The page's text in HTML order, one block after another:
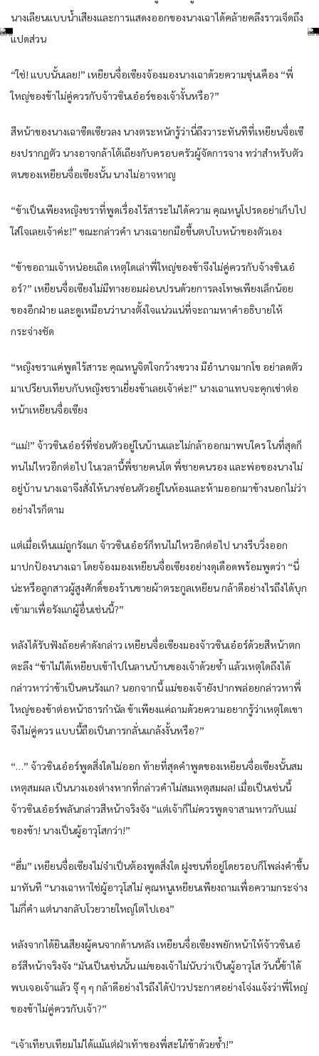
นางเลียนแบบน้ำเสียงและการแสดงออกของนางเฉาได้คล้ายคลึงราวเจ็ดถึง
แปดส่วน
“ใช่! แบบนั้นเลย!” เหยียนจื่อเซียงจ้องมองนางเฉาด้วยความขุ่นเคือง “พี่
ใหญ่ของข้าไม่คู่ควรกับจ้าวซินเอ๋อร์ของเจ้างั้นหรือ?”
สีหน้าของนางเฉาซีดเซียวลง นางตระหนักรู้ว่านี่ถึงวาระทันทีที่เหยียนจื่อเซี
ยงปรากฏตัว นางอาจกล้าโต้เถียงกับครอบครัวผู้จัดการจาง ทว่าสำหรับตัว
ตนของเหยียนจื่อเซียงนั้น นางไม่อาจหาญ
“ข้าเป็นเพียงหญิงชราที่พูดเรื่องไร้สาระไม่ได้ความ คุณหนูโปรดอย่าเก็บไป
ใส่ใจเลยเจ้าค่ะ!” ขณะกล่าวคำ นางเฉายกมือขึ้นตบใบหน้าของตัวเอง
“ข้าขอถามเจ้าหน่อยเถิด เหตุใดเล่าพี่ใหญ่ของข้าจึงไม่คู่ควรกับจ้างซินเอ๋
อร์?” เหยียนจื่อเซียงไม่มีทางยอมผ่อนปรนด้วยการลงโทษเพียงเล็กน้อย
ของอีกฝ่าย และดูเหมือนว่านางตั้งใจแน่วแน่ที่จะถามหาคำอธิบายให้
กระจ่างชัด
“หญิงชราแค่พูดไร้สาระ คุณหนูจิตใจกว้างขวาง มีอำนาจมากโข อย่าลดตัว
มาเปรียบเทียบกับหญิงชราเยี่ยงข้าเลยเจ้าค่ะ!” นางเฉาแทบจะคุกเข่าต่อ
หน้าเหยียนจื่อเซียง
“แม่!” จ้าวซินเอ๋อร์ที่ซ่อนตัวอยู่ในบ้านและไม่กล้าออกมาพบใคร ในที่สุดก็
ทนไม่ไหวอีกต่อไป ในเวลานี้พี่ชายคนโต พี่ชายคนรอง และพ่อของนางไม่
อยู่บ้าน นางเฉาจึงสั่งให้นางซ่อนตัวอยู่ในห้องและห้ามออกมาข้างนอกไม่ว่า
อย่างไรก็ตาม
แต่เมื่อเห็นแม่ถูกรังแก จ้าวซินเอ๋อร์ก็ทนไม่ไหวอีกต่อไป นางรีบวิ่งออก
มาปกป้องนางเฉา โดยจ้องมองเหยียนจื่อเซียงอย่างดุเดือดพร้อมพูดว่า “นี่
น่ะหรือลูกสาวผู้สูงศักดิ์ของร้านขายผ้าตระกูลเหยียน กล้าดีอย่างไรถึงได้บุก
เข้ามาเพื่อรังแกผู้อื่นเช่นนี้?”
หลังได้รับฟังถ้อยคำดังกล่าว เหยียนจื่อเซียงมองจ้าวซินเอ๋อร์ด้วยสีหน้าตก
ตะลึง “ข้าไม่ได้เหยียบเข้าไปในลานบ้านของเจ้าด้วยซ้ำ แล้วเหตุใดถึงได้
กล่าวหาว่าข้าเป็นคนรังแก? นอกจากนี้ แม่ของเจ้ายังปากพล่อยกล่าวหาพี่
ใหญ่ของข้าต่อหน้าธารกำนัล ข้าเพียงแค่ถามด้วยความอยากรู้ว่าเหตุใดเขา
จึงไม่คู่ควร แบบนี้ถือเป็นการกลั่นแกล้งงั้นหรือ?”
“…” จ้าวซินเอ๋อร์พูดสิ่งใดไม่ออก ท้ายที่สุดคำพูดของเหยียนจื่อเซียงนั้นสม
เหตุสมผล เป็นนางเองต่างหากที่กล่าวคำไม่สมเหตุสมผล! เมื่อเป็นเช่นนี้
จ้าวซินเอ๋อร์พลันกล่าวสีหน้าจริงจัง “แต่เจ้าก็ไม่ควรพูดจาสามหาวกับแม่
ของข้า! นางเป็นผู้อาวุโสกว่า!”
“ฮึ่ม” เหยียนจื่อเซียงไม่จำเป็นต้องพูดสิ่งใด ฝูงชนที่อยู่โดยรอบก็โพล่งคำขึ้น
มาทันที “นางเฉาหาใช่ผู้อาวุโสไม่ คุณหนูเหยียนเพียงถามเพื่อความกระจ่าง
ไม่กี่คำ แต่นางกลับโวยวายใหญ่โตไปเอง”
หลังจากได้ยินเสียงผู้คนจากด้านหลัง เหยียนจื่อเซียงพยักหน้าให้จ้าวซินเอ๋
อร์สีหน้าจริงจัง “มันเป็นเช่นนั้น แม่ของเจ้าไม่นับว่าเป็นผู้อาวุโส วันนี้ข้าได้
พบเจอเจ้าแล้ว จุ๊ ๆ ๆ กล้าดีอย่างไรถึงได้ป่าวประกาศอย่างโจ่งแจ้งว่าพี่ใหญ่
ของข้าไม่คู่ควรกับเจ้า?”
“เจ้าเทียบเทียมไม่ได้แม้แต่ฝ่าเท้าของพี่สะใภ้ข้าด้วยซ้ำ!”